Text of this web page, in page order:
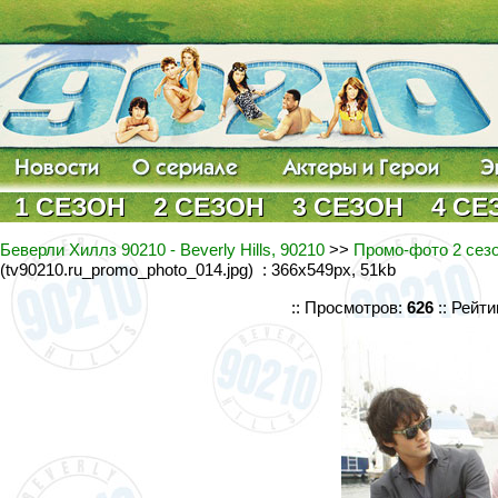
1 СЕЗОН 2 СЕЗОН 3 СЕЗОН 4
Беверли Хиллз 90210 - Beverly Hills, 90210 >> Промо-фото 2
(tv90210.ru_promo_photo_014.jpg) : 366x549px, 51kb
:: Просмотров: 626 ::